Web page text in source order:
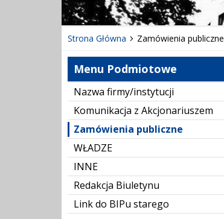
Strona Główna Zamówienia publiczne
Menu Podmiotowe
Nazwa firmy/instytucji
Komunikacja z Akcjonariuszem
Zamówienia publiczne
WŁADZE
INNE
Redakcja Biuletynu
Link do BIPu starego